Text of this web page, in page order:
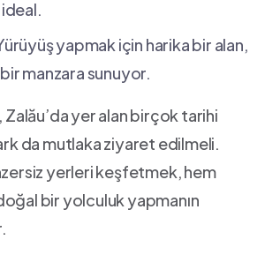
yapmak için harika bir alan,
manzara sunuyor.
Zalău’da yer alan birçok tarihi
da mutlaka ziyaret edilmeli.
yerleri keşfetmek, hem
bir yolculuk yapmanın‌